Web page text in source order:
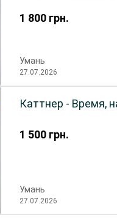
1 800 грн.
Умань
27.07.2026
1 500 грн.
Каттнер - Время,
Умань
27.07.2026